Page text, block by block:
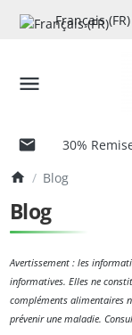
Français (FR)
30%
Blog
Blog
Avertissement : les
informatives. Elles ne
compléments alimentaires
prévenir une maladie.